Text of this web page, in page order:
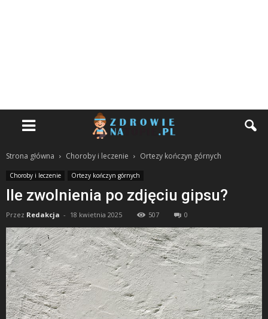
Strona główna Choroby i leczenie Ortezy kończyn górnych
Choroby i leczenie Ortezy kończyn górnych
Ile zwolnienia po zdjęciu gipsu?
Przez Redakcja - 18 kwietnia 2025 507 0